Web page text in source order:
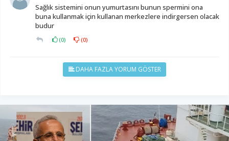
Sağlık sistemini onun yumurtasını bunun spermini ona
buna kullanmak için kullanan merkezlere indirgersen olacak
budur
(0) (0)
DAHA FAZLA YORUM GÖSTER